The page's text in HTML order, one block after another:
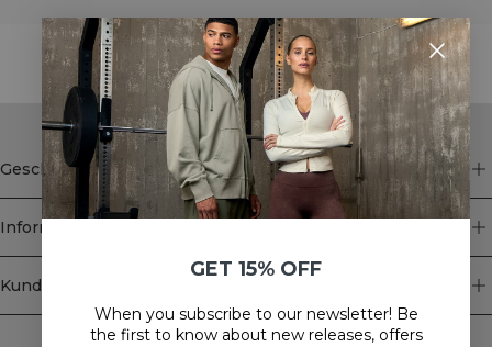
STYLE WITH
Geschäft
Information
Kundendienst
Newsletter
GET 15% OFF
When you subscribe to our newsletter! Be
the first to know about new releases, offers